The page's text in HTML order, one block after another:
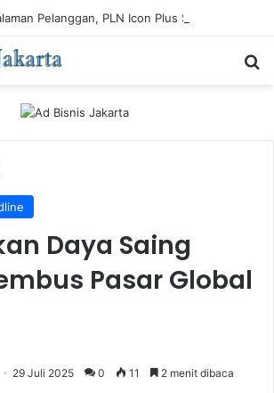
Daya Saing
Pasar Global
29 Juli 2025 0 11 2 menit dibaca